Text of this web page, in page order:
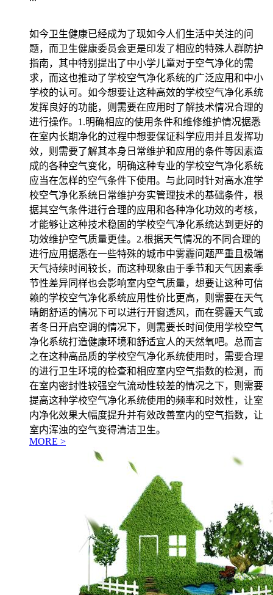
如今卫生健康已经成为了现如今人们生活中关注的问
题，而卫生健康委员会更是印发了相应的特殊人群防护
指南，其中特别提出了中小学儿童对于空气净化的需
求，而这也推动了学校空气净化系统的广泛应用和中小
学校的认可。如今想要让这种高效的学校空气净化系统
发挥良好的功能，则需要在应用时了解技术情况合理的
进行操作。1.明确相应的使用条件和维修维护情况据悉
在室内长期净化的过程中想要保证科学应用并且发挥功
效，则需要了解其本身日常维护和应用的条件等因素造
成的各种空气变化，明确这种专业的学校空气净化系统
应当在怎样的空气条件下使用。与此同时针对高水准学
校空气净化系统日常维护夯实管理技术的基础条件，根
据其空气条件进行合理的应用和各种净化功效的考核，
才能够让这种技术稳固的学校空气净化系统达到更好的
功效维护空气质量更佳。2.根据天气情况的不同合理的
进行应用据悉在一些特殊的城市中雾霾问题严重且极端
天气持续时间较长，而这种现象由于季节和天气因素季
节性差异同样也会影响室内空气质量，想要让这种可信
赖的学校空气净化系统应用性价比更高，则需要在天气
晴朗舒适的情况下可以进行开窗透风，而在雾霾天气或
者冬日开启空调的情况下，则需要长时间使用学校空气
净化系统打造健康环境和舒适宜人的天然氧吧。总而言
之在这种高品质的学校空气净化系统使用时，需要合理
的进行卫生环境的检查和相应室内空气指数的检测，而
在室内密封性较强空气流动性较差的情况之下，则需要
提高这种学校空气净化系统使用的频率和时效性，让室
内净化效果大幅度提升并有效改善室内的空气指数，让
室内浑浊的空气变得清洁卫生。
MORE >